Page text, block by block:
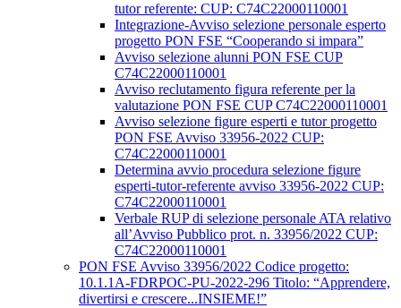
tutor referente: CUP: C74C22000110001
Integrazione-Avviso selezione personale esperto
progetto PON FSE “Cooperando si impara”
Avviso selezione alunni PON FSE CUP
C74C22000110001
Avviso reclutamento figura referente per la
valutazione PON FSE CUP C74C22000110001
Avviso selezione figure esperti e tutor progetto
PON FSE Avviso 33956-2022 CUP:
C74C22000110001
Determina avvio procedura selezione figure
esperti-tutor-referente avviso 33956-2022 CUP:
C74C22000110001
Verbale RUP di selezione personale ATA relativo
all’Avviso Pubblico prot. n. 33956/2022 CUP:
C74C22000110001
PON FSE Avviso 33956/2022 Codice progetto:
10.1.1A-FDRPOC-PU-2022-296 Titolo: “Apprendere,
divertirsi e crescere...INSIEME!”